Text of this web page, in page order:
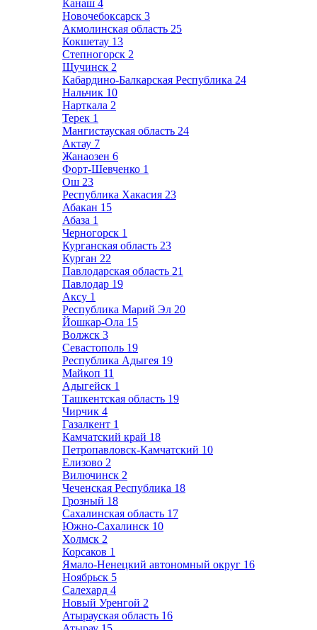
Канаш 4
Новочебоксарск 3
Акмолинская область 25
Кокшетау 13
Степногорск 2
Щучинск 2
Кабардино-Балкарская Республика 24
Нальчик 10
Нарткала 2
Терек 1
Мангистауская область 24
Актау 7
Жанаозен 6
Форт-Шевченко 1
Ош 23
Республика Хакасия 23
Абакан 15
Абаза 1
Черногорск 1
Курганская область 23
Курган 22
Павлодарская область 21
Павлодар 19
Аксу 1
Республика Марий Эл 20
Йошкар-Ола 15
Волжск 3
Севастополь 19
Республика Адыгея 19
Майкоп 11
Адыгейск 1
Ташкентская область 19
Чирчик 4
Газалкент 1
Камчатский край 18
Петропавловск-Камчатский 10
Елизово 2
Вилючинск 2
Чеченская Республика 18
Грозный 18
Сахалинская область 17
Южно-Сахалинск 10
Холмск 2
Корсаков 1
Ямало-Ненецкий автономный округ 16
Ноябрьск 5
Салехард 4
Новый Уренгой 2
Атырауская область 16